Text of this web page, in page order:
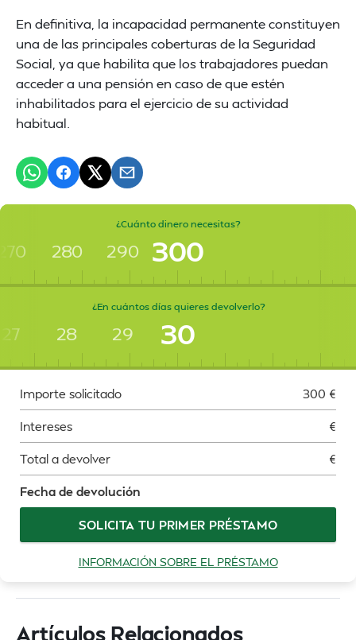
En definitiva, la incapacidad permanente constituyen
una de las principales coberturas de la Seguridad
Social, ya que habilita que los trabajadores puedan
acceder a una pensión en caso de que estén
inhabilitados para el ejercicio de su actividad
habitual.
¿Cuánto dinero necesitas?
280 290 300
¿En cuántos días quieres devolverlo?
27 28 29 30
Importe solicitado 300 €
Intereses €
Total a devolver €
Fecha de devolución
SOLICITA TU PRIMER PRÉSTAMO
INFORMACIÓN SOBRE EL PRÉSTAMO
Artículos Relacionados